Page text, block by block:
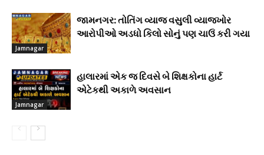
Jamnagar
જામનગર: તોતિંગ વ્યાજ વસુલી વ્યાજખોર
આરોપીઓ અડધો કિલો સોનું પણ ચાઉં કરી ગયા
Jamnagar
હાલારમાં એક જ દિવસે બે શિક્ષકોના હાર્ટ
એટેકથી અકાળે અવસાન